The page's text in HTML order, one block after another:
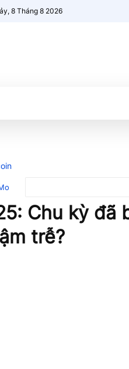
8 Tháng 8 2026
Chu kỳ đã
trễ?